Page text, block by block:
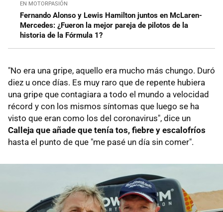
EN MOTORPASIÓN
Fernando Alonso y Lewis Hamilton juntos en McLaren-
Mercedes: ¿Fueron la mejor pareja de pilotos de la
historia de la Fórmula 1?
"No era una gripe, aquello era mucho más chungo. Duró
diez u once días. Es muy raro que de repente hubiera
una gripe que contagiara a todo el mundo a velocidad
récord y con los mismos síntomas que luego se ha
visto que eran como los del coronavirus", dice un
Calleja que añade que tenía tos, fiebre y escalofríos
hasta el punto de que "me pasé un día sin comer".